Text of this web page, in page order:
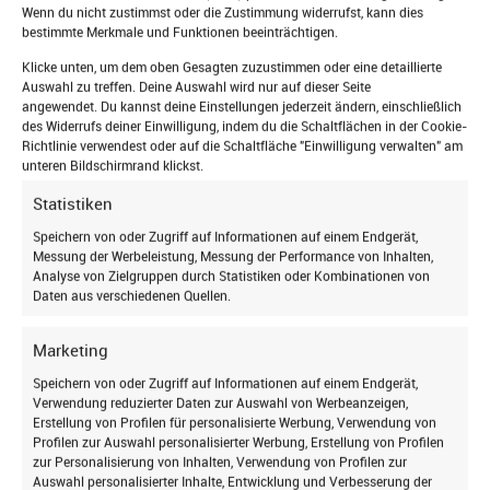
Wenn du nicht zustimmst oder die Zustimmung widerrufst, kann dies
bestimmte Merkmale und Funktionen beeinträchtigen.
Klicke unten, um dem oben Gesagten zuzustimmen oder eine detaillierte
Auswahl zu treffen. Deine Auswahl wird nur auf dieser Seite
angewendet. Du kannst deine Einstellungen jederzeit ändern, einschließlich
des Widerrufs deiner Einwilligung, indem du die Schaltflächen in der Cookie-
Richtlinie verwendest oder auf die Schaltfläche "Einwilligung verwalten" am
unteren Bildschirmrand klickst.
Statistiken
Speichern von oder Zugriff auf Informationen auf einem Endgerät,
Messung der Werbeleistung, Messung der Performance von Inhalten,
Analyse von Zielgruppen durch Statistiken oder Kombinationen von
Daten aus verschiedenen Quellen.
Marketing
Speichern von oder Zugriff auf Informationen auf einem Endgerät,
Verwendung reduzierter Daten zur Auswahl von Werbeanzeigen,
Erstellung von Profilen für personalisierte Werbung, Verwendung von
Profilen zur Auswahl personalisierter Werbung, Erstellung von Profilen
zur Personalisierung von Inhalten, Verwendung von Profilen zur
Auswahl personalisierter Inhalte, Entwicklung und Verbesserung der
manuell, elektrisch, elektrisch Funk und Solar-
Funk.
Zum Außenrollladen
Roto Außenmarkise
Einen zuverlässigen Hitzeschutz bietet auch die
Außenmarkisevon Roto. Ist sie geschlossen,
Jetzt zum Newsletter
anmelden